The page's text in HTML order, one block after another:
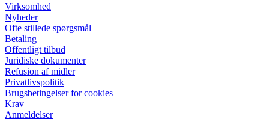
Virksomhed
Nyheder
Ofte stillede spørgsmål
Betaling
Offentligt tilbud
Juridiske dokumenter
Refusion af midler
Privatlivspolitik
Brugsbetingelser for cookies
Krav
Anmeldelser